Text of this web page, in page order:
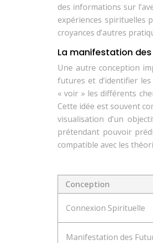
des informations sur
expériences spirituelles
croyances d’autres
La manifestation
Une autre conception
futures et d’identifier
« voir » les différents
Cette idée est souvent
visualisation d’un
prétendant pouvoir
compatible avec les
Conception
Connexion Spirituelle
Manifestation des